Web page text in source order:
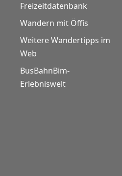
Freizeitdatenbank
Wandern mit Öffis
Weitere Wandertipps im
Web
BusBahnBim-
Erlebniswelt